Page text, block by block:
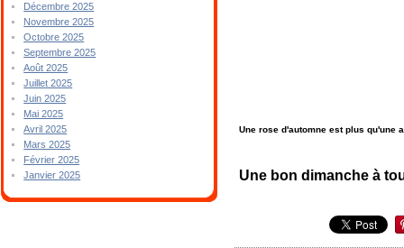
Décembre 2025
Novembre 2025
Octobre 2025
Septembre 2025
Août 2025
Juillet 2025
Juin 2025
Mai 2025
Avril 2025
Mars 2025
Février 2025
Janvier 2025
Une rose d'automne est plus qu'une
Une bon dimanche à